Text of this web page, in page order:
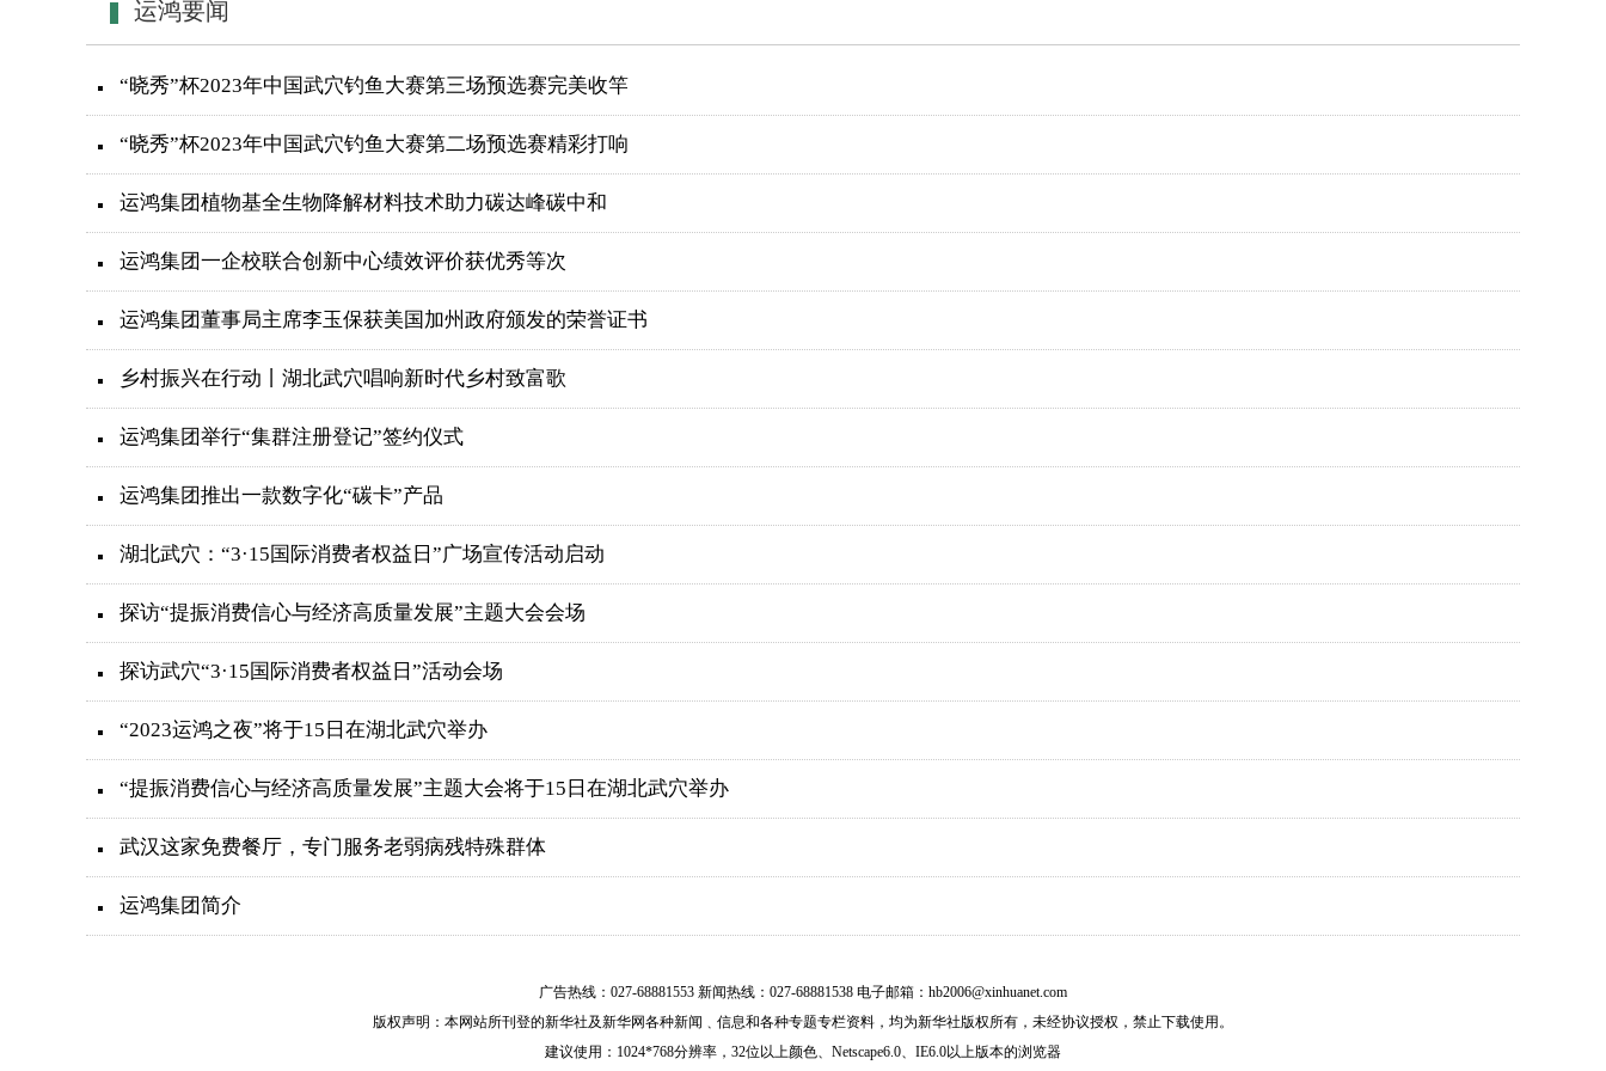
运鸿要闻
“晓秀”杯2023年中国武穴钓鱼大赛第三场预选赛完美收竿
“晓秀”杯2023年中国武穴钓鱼大赛第二场预选赛精彩打响
运鸿集团植物基全生物降解材料技术助力碳达峰碳中和
运鸿集团一企校联合创新中心绩效评价获优秀等次
运鸿集团董事局主席李玉保获美国加州政府颁发的荣誉证书
乡村振兴在行动丨湖北武穴唱响新时代乡村致富歌
运鸿集团举行“集群注册登记”签约仪式
运鸿集团推出一款数字化“碳卡”产品
湖北武穴：“3·15国际消费者权益日”广场宣传活动启动
探访“提振消费信心与经济高质量发展”主题大会会场
探访武穴“3·15国际消费者权益日”活动会场
“2023运鸿之夜”将于15日在湖北武穴举办
“提振消费信心与经济高质量发展”主题大会将于15日在湖北武穴举办
武汉这家免费餐厅，专门服务老弱病残特殊群体
运鸿集团简介